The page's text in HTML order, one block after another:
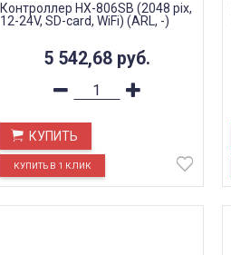
Контроллер HX-806SB (2048 pix,
12-24V, SD-card, WiFi) (ARL, -)
5 542,68 руб.
КУПИТЬ